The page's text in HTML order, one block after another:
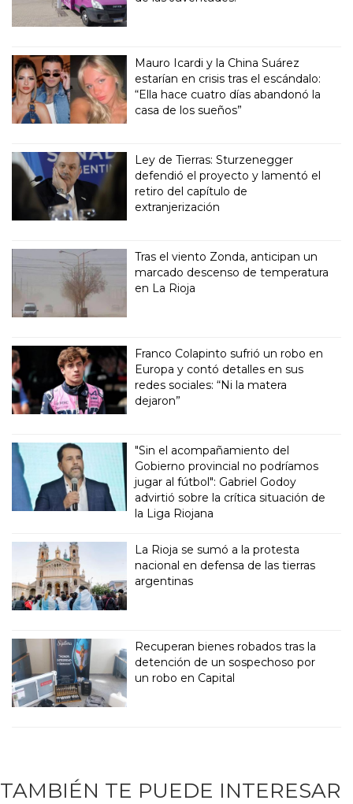
Mauro Icardi y la China Suárez
estarían en crisis tras el escándalo:
“Ella hace cuatro días abandonó la
casa de los sueños”
Ley de Tierras: Sturzenegger
defendió el proyecto y lamentó el
retiro del capítulo de
extranjerización
Tras el viento Zonda, anticipan un
marcado descenso de temperatura
en La Rioja
Franco Colapinto sufrió un robo en
Europa y contó detalles en sus
redes sociales: “Ni la matera
dejaron”
"Sin el acompañamiento del
Gobierno provincial no podríamos
jugar al fútbol": Gabriel Godoy
advirtió sobre la crítica situación de
la Liga Riojana
La Rioja se sumó a la protesta
nacional en defensa de las tierras
argentinas
Recuperan bienes robados tras la
detención de un sospechoso por
un robo en Capital
TAMBIÉN TE PUEDE INTERESAR